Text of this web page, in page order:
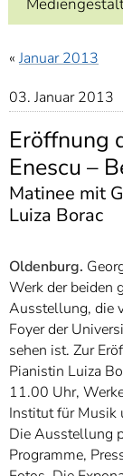
« Januar 2013
03. Januar
Eröffnung
Enescu –
Matinee mit
Luiza Borac
Oldenburg.
Werk der beiden
Ausstellung, die
Foyer der
sehen ist. Zur
Pianistin Luiza
11.00 Uhr,
Institut für Musik
Die Ausstellung
Programme,